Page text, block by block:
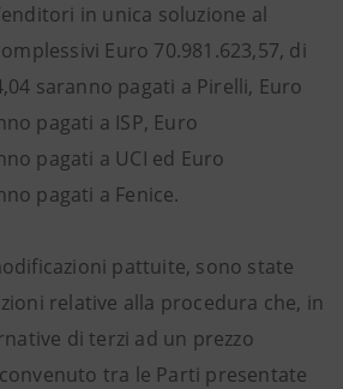
in unica soluzione al
Euro 70.981.623,57, di
saranno pagati a Pirelli, Euro
pagati a ISP, Euro
pagati a UCI ed Euro
pagati a Fenice.
pattuite, sono state
relative alla procedura che, in
di terzi ad un prezzo
tra le Parti presentate